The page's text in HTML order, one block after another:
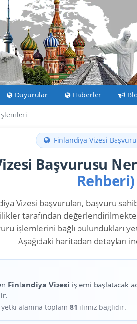
Duyurular Haberler
Finlandiya Vizesi
Başvurusu
Rehberi)
Vizesi başvuruları, başvuru
tarafından
işlemlerini bağlı bulundukları
Aşağıdaki haritadan detayları
Finlandiya Vizesi işlemi başlatacak
alanına toplam81 ilimiz bağlıdır.